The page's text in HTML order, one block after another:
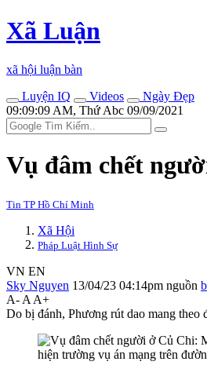
Xã Luận
xã hội luận bàn
Luyện IQ
Videos
Ngày Đẹp
09:09:09 AM, Thứ Abc 09/09/2021
Vụ đâm chết
Tin TP Hồ Chí Minh
Xã Hội
Pháp Luật Hình Sự
VN EN
Sky Nguyen 13/04/23 04:14pm nguồn
A- A A+
Do bị đánh, Phương rút dao mang
hiện trường vụ án mạng trên